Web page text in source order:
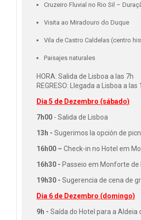
Cruzeiro Fluvial no Rio Sil –
Visita ao Miradouro do Duque
Vila de Castro Caldelas (centro
Paisajes naturales
HORA: Salida de Lisboa a las 7h
REGRESO: Llegada a Lisboa a las
Dia 5 de Dezembro (sábado)
7h00 - Salida de Lisboa
13h - Sugerimos la opción de
16h00 – Check-in no Hotel em
16h30 - Passeio em Monforte
19h30 - Sugerencia de cena de
Dia 6 de Dezembro (domingo)
9h - Saída do Hotel para a Aldeia